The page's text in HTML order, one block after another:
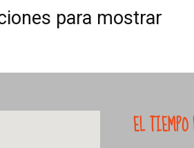
para mostrar
EL